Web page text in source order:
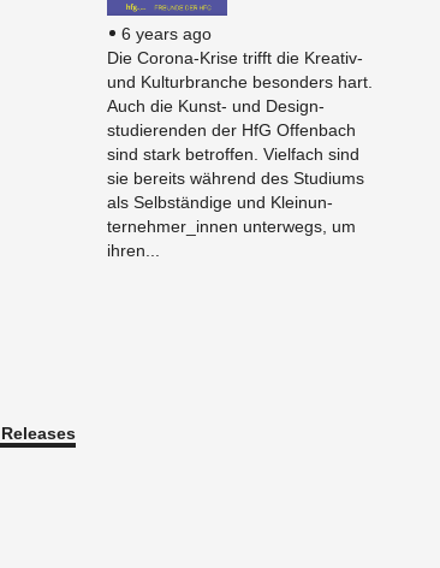
6 years ago
Die Corona-Krise trifft die Kreativ-
und Kul­tur­branche beson­ders hart.
Auch die Kunst- und De­sign­
studieren­den der HfG Of­fen­bach
sind stark be­trof­fen. Vielfach sind
sie bere­its während des Studi­ums
als Selbständige und Klei­n­un­
ternehmer_in­nen un­ter­wegs, um
ihren...